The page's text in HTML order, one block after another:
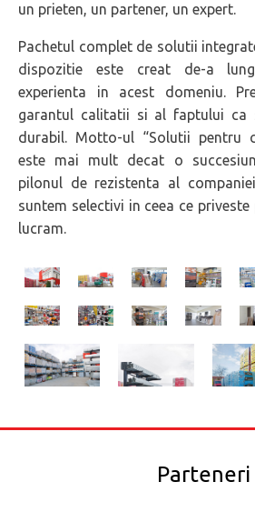
un prieten, un partener, un expert.
Pachetul complet de solutii
dispozitie este creat de-a
experienta in acest domeniu.
garantul calitatii si al faptului ca
durabil. Motto-ul “Solutii pentru
este mai mult decat o
pilonul de rezistenta al
suntem selectivi in ceea ce
lucram.
Parteneri